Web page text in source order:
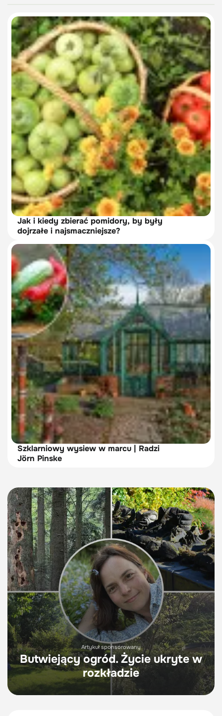
Jak i kiedy zbierać pomidory, by były
dojrzałe i najsmaczniejsze?
Szklarniowy wysiew w marcu | Radzi
Jörn Pinske
Artykuł sponsorowany
Butwiejący ogród. Życie ukryte w
rozkładzie